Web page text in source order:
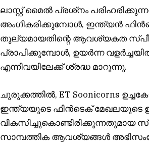
ലാസ്റ്റ് മൈൽ പ്രശ്‌നം
അംഗീകരിക്കുമ്പോൾ, ഇന്ത്യൻ
തുല്യമായതിന്റെ ആവശ്യകത
പ്രാപിക്കുമ്പോൾ, ഉയർന്ന
എന്നിവയിലേക്ക് ശ്രദ്ധ മാറുന്നു.
ചുരുക്കത്തിൽ, ET Soonicorns
ഇന്ത്യയുടെ ഫിൻടെക്
വികസിച്ചുകൊണ്ടിരിക്കുന്നതുമായ
സാമ്പത്തിക ആവശ്യങ്ങൾ